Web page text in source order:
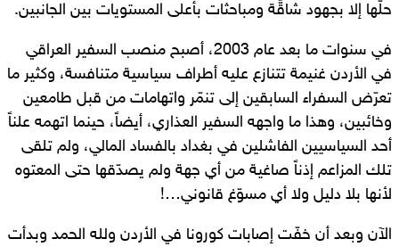
حلّها إلا بجهود شاقَّة ومباحثات بأعلى المستويات بين الجانبين.
في سنوات ما بعد عام 2003، أصبح منصب السفير العراقي
في الأردن غنيمة تتنازع عليه أطراف سياسية متنافسة، وكثير ما
تعرّض السفراء السابقين إلى تنمّر واتهامات من قبل طامعين
وخائبين، وهذا ما واجهه السفير العذاري، أيضاً، حينما اتهمه علناً
أحد السياسيين الفاشلين في بغداد بالفساد المالي، ولم تلقى
تلك المزاعم إذناً صاغية من أي جهة ولم يصدّقها حتى المعتوه
لأنها بلا دليل ولا أي مسوّغ قانوني…!
الآن وبعد أن خفّت إصابات كورونا في الأردن ولله الحمد وبدأت